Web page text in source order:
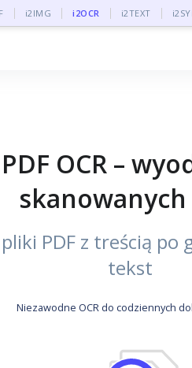
i2IMG i2OCR i2TEXT
OCR –
skanowanych
PDF z treścią
tekst
Niezawodne OCR do codziennych